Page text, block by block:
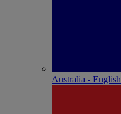
Australia - English